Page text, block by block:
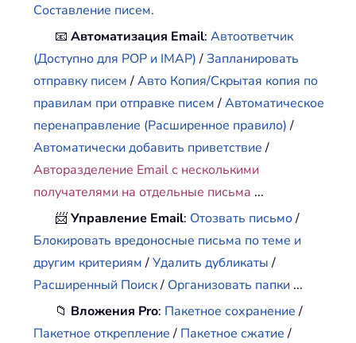
Составление писем.
📧Автоматизация Email:Автоответчик
(Доступно для POP и IMAP)/Запланировать
отправку писем/Авто Копия/Скрытая копия по
правилам при отправке писем/Автоматическое
перенаправление (Расширенное правило)/
Автоматически добавить приветствие/
Авторазделение Email с несколькими
получателями на отдельные письма ...
📨Управление Email: Отозвать письмо/
Блокировать вредоносные письма по теме и
другим критериям/Удалить дубликаты/
Расширенный Поиск/ Организовать папки ...
📁 Вложения Pro: Пакетное сохранение/
Пакетное открепление/ Пакетное сжатие/